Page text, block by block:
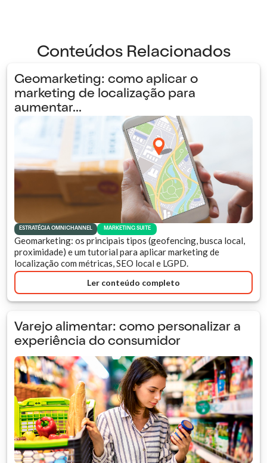
Conteúdos Relacionados
Geomarketing: como aplicar o
marketing de localização para
aumentar...
ESTRATÉGIA OMNICHANNEL MARKETING SUITE
Geomarketing: os principais tipos (geofencing, busca local,
proximidade) e um tutorial para aplicar marketing de
localização com métricas, SEO local e LGPD.
Ler conteúdo completo
Varejo alimentar: como personalizar a
experiência do consumidor